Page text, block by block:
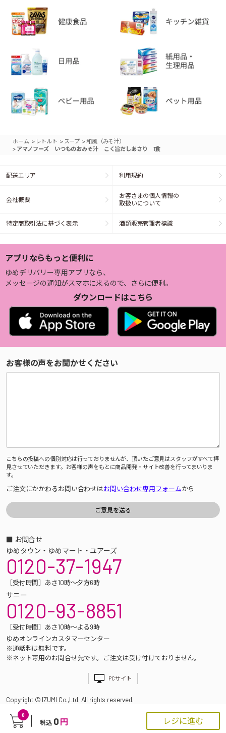
0
税込 0 円 レジに進む
ホーム > レトルト > スープ >和風（みそ汁）
> アマノフーズ いつものおみそ汁 こく旨だしあさり 1食
配送エリア 利用規約
会社概要
お客さまの個人情報の
取扱いについて
特定商取引法に基づく表示 酒類販売管理者標識
アプリならもっと便利に
ゆめデリバリー専用アプリなら、
メッセージの通知がスマホに来るので、さらに便利。
ダウンロードはこちら
お客様の声をお聞かせください
こちらの投稿への個別対応は行っておりませんが、頂いたご意見はスタッフがすべて拝
見させていただきます。お客様の声をもとに商品開発・サイト改善を行ってまいりま
す。
ご注文にかかわるお問い合わせはお問い合わせ専用フォームから
■ お問合せ
ゆめタウン・ゆめマート・ユアーズ
0120-37-1947
［受付時間］あさ10時～夕方6時
サニー
0120-93-8851
［受付時間］あさ10時～よる9時
ゆめオンラインカスタマーセンター
※通話料は無料です。
※ネット専用のお問合せ先です。ご注文は受け付けておりません。
PCサイト
Copyright © IZUMI Co.,Ltd. All rights reserved.